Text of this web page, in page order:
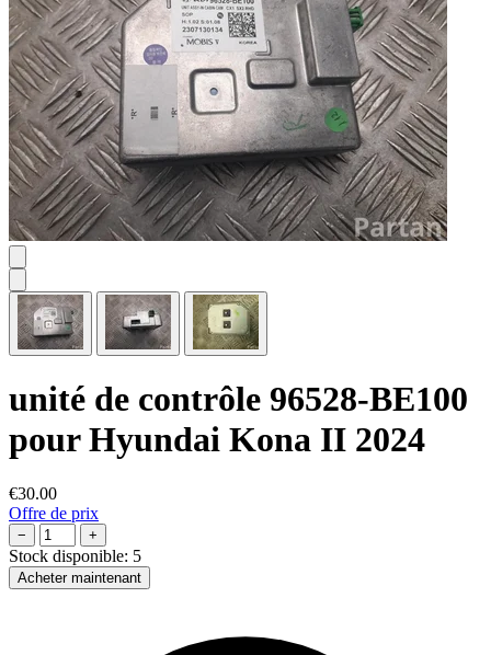
unité de contrôle 96528-BE100
pour Hyundai Kona II 2024
€30.00
Offre de prix
− +
Stock disponible: 5
Acheter maintenant